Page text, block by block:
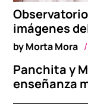
imágenes
byMorta Mora
Panchita y
enseñanza